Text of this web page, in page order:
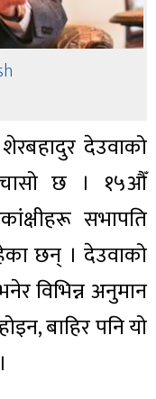
देउवाको
चासो छ । १५औँ
सभापति
छन् । देउवाको
विभिन्न अनुमान
बाहिर पनि यो